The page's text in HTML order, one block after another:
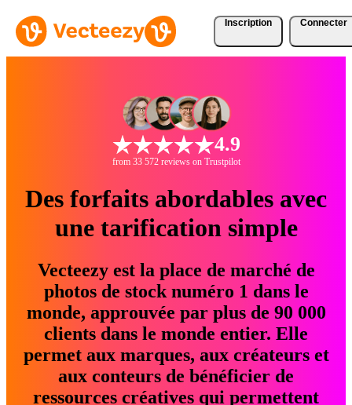
Inscription Connecter
4.9
from 33 572 reviews on Trustpilot
Des forfaits abordables avec
une tarification simple
Vecteezy est la place de marché de
photos de stock numéro 1 dans le
monde, approuvée par plus de 90 000
clients dans le monde entier. Elle
permet aux marques, aux créateurs et
aux conteurs de bénéficier de
ressources créatives qui permettent